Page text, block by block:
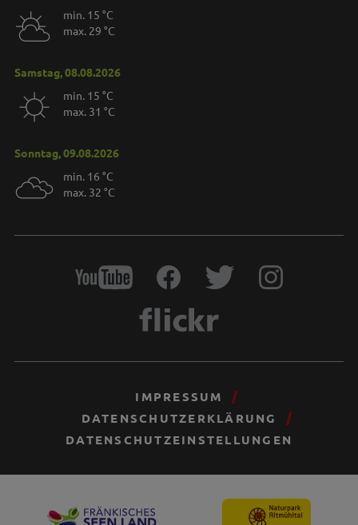
min. 15 °C
max. 29 °C
Samstag, 08.08.2026
min. 15 °C
max. 31 °C
Sonntag, 09.08.2026
min. 16 °C
max. 32 °C
IMPRESSUM
DATENSCHUTZERKLÄRUNG
DATENSCHUTZEINSTELLUNGEN